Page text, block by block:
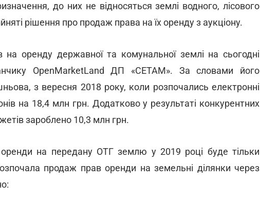
до них не відносяться землі водного, лісового
рішення про продаж права на їх оренду з аукціону.
на оренду державної та комунальної землі на сьогодні
OpenMarketLand ДП «СЕТАМ». За словами його
з вересня 2018 року, коли розпочались електронні
на 18,4 млн грн. Додатково у результаті конкурентних
зароблено 10,3 млн грн.
на передану ОТГ землю у 2019 році буде тільки
продаж прав оренди на земельні ділянки через